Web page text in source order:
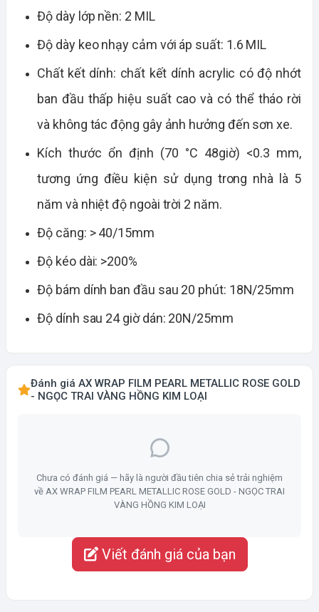
Độ dày lớp nền: 2 MIL
Độ dày keo nhạy cảm với áp suất: 1.6 MIL
Chất kết dính: chất kết dính acrylic có độ nhớt
ban đầu thấp hiệu suất cao và có thể tháo rời
và không tác động gây ảnh hưởng đến sơn xe.
Kích thước ổn định (70 °C 48giờ) <0.3 mm,
tương ứng điều kiện sử dụng trong nhà là 5
năm và nhiệt độ ngoài trời 2 năm.
Độ căng: > 40/15mm
Độ kéo dài: >200%
Độ bám dính ban đầu sau 20 phút: 18N/25mm
Độ dính sau 24 giờ dán: 20N/25mm
Đánh giá AX WRAP FILM PEARL METALLIC ROSE GOLD
- NGỌC TRAI VÀNG HỒNG KIM LOẠI
Chưa có đánh giá — hãy là người đầu tiên chia sẻ trải nghiệm
về AX WRAP FILM PEARL METALLIC ROSE GOLD - NGỌC TRAI
VÀNG HỒNG KIM LOẠI
Viết đánh giá của bạn